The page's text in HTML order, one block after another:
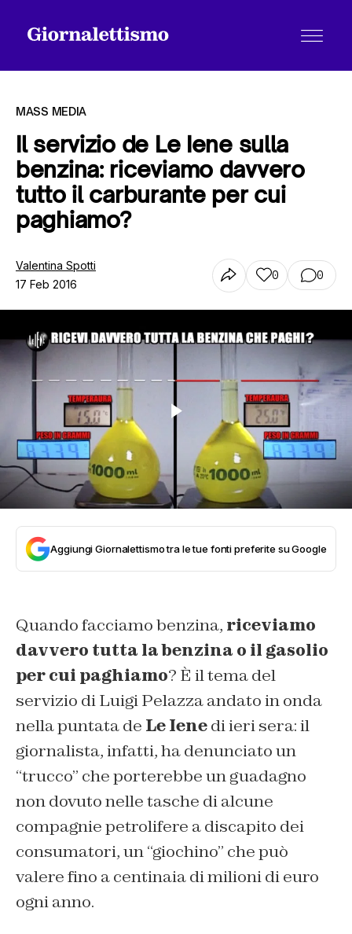
Tutti gli articoli
Chi siamo
MASS MEDIA
Il servizio de Le Iene sulla
benzina: riceviamo davvero
tutto il carburante per cui
paghiamo?
Valentina Spotti
17 Feb 2016
0 0
Aggiungi Giornalettismo tra le tue fonti preferite su Google
Quando facciamo benzina, riceviamo
davvero tutta la benzina o il gasolio
per cui paghiamo? È il tema del
servizio di Luigi Pelazza andato in onda
nella puntata de Le Ienedi ieri sera: il
giornalista, infatti, ha denunciato un
“trucco” che porterebbe un guadagno
non dovuto nelle tasche di alcune
compagnie petrolifere a discapito dei
consumatori, un “giochino” che può
valere fino a centinaia di milioni di euro
ogni anno.